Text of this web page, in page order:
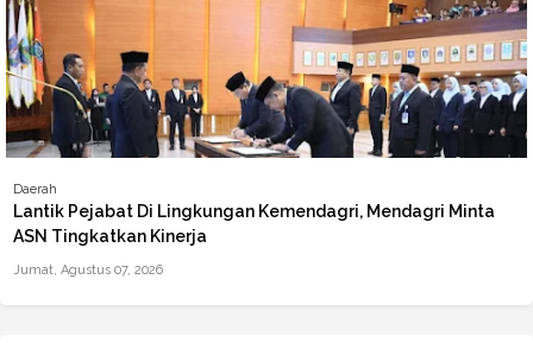
Daerah
Lantik Pejabat Di Lingkungan Kemendagri, Mendagri Minta
ASN Tingkatkan Kinerja
Jumat, Agustus 07, 2026